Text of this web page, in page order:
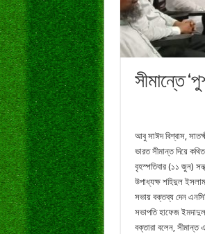
সীমান্তে
আবু সাঈদ বিশ্বাস,
ভারত সীমান্ত দিয়ে
বৃহস্পতিবার (১১ জুন)
উপাধ্যক্ষ শহিদুল
সভায় বক্তব্য দেন
সভাপতি হাফেজ
বক্তারা বলেন, সীমান্ত